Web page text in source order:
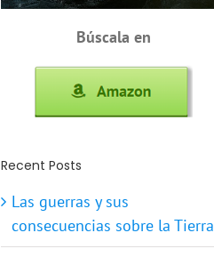
Búscala en
Recent Posts
Las guerras y sus
consecuencias sobre la Tierra